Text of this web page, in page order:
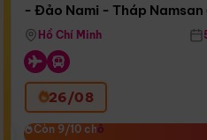
Bay Sun Phuquoc Airways
- Đảo Nami - Tháp Namsan
Airways)
Hồ Chí Minh
26/08
Còn 9/10 chỗ
Còn 9/10 chỗ